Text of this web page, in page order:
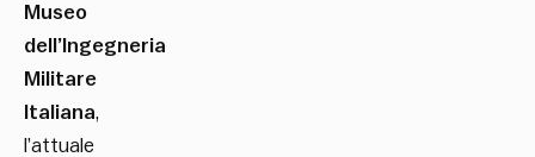
Museo
dell’Ingegneria
Militare
Italiana,
l’attuale